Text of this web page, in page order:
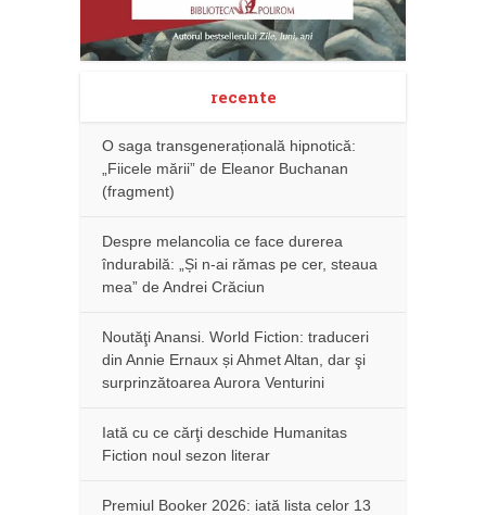
recente
O saga transgenerațională hipnotică:
„Fiicele mării” de Eleanor Buchanan
(fragment)
Despre melancolia ce face durerea
îndurabilă: „Și n-ai rămas pe cer, steaua
mea” de Andrei Crăciun
Noutăţi Anansi. World Fiction: traduceri
din Annie Ernaux și Ahmet Altan, dar şi
surprinzătoarea Aurora Venturini
Iată cu ce cărţi deschide Humanitas
Fiction noul sezon literar
Premiul Booker 2026: iată lista celor 13